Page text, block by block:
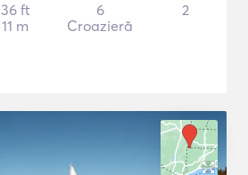
36 ft
11 m
6
Croazieră
2